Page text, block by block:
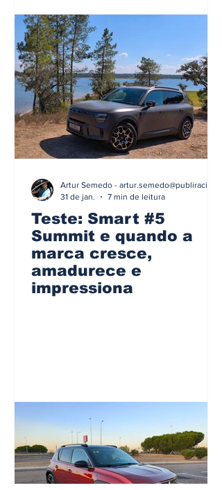
Teste: Smart #5
Summit e quando a
marca cresce,
amadurece e
impressiona
31 de jan.
7 min de leitura